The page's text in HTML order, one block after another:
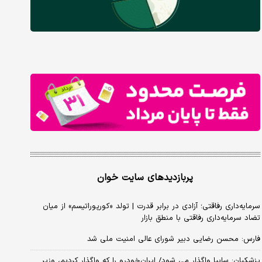
پربازدیدهای سایت خوان
سرمایه‌داری رفاقتی؛ آزادی در برابر قدرت | تولد «کورپوراتیسم» از میان
تضاد سرمایه‌داری رفاقتی با منطق بازار
فارس: محسن رضایی دبیر شورای عالی امنیت ملی شد